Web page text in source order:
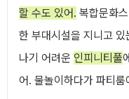
할 수도 있어. 복합문화
한 부대시설을 지니고
나기 어려운 인피니티풀
어. 물놀이하다가 파티